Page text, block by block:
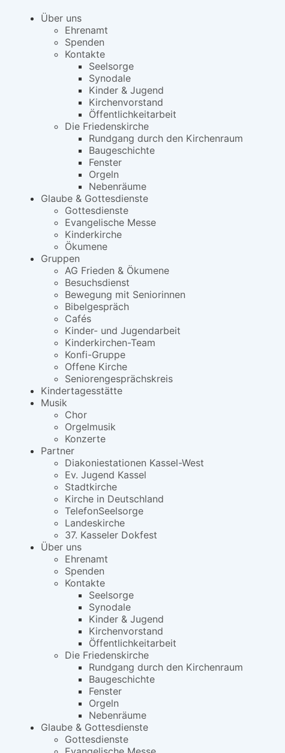
Über uns
Ehrenamt
Spenden
Kontakte
Seelsorge
Synodale
Kinder & Jugend
Kirchenvorstand
Öffentlichkeitarbeit
Die Friedenskirche
Rundgang durch den Kirchenraum
Baugeschichte
Fenster
Orgeln
Nebenräume
Glaube & Gottesdienste
Gottesdienste
Evangelische Messe
Kinderkirche
Ökumene
Gruppen
AG Frieden & Ökumene
Besuchsdienst
Bewegung mit Seniorinnen
Bibelgespräch
Cafés
Kinder- und Jugendarbeit
Kinderkirchen-Team
Konfi-Gruppe
Offene Kirche
Seniorengesprächskreis
Kindertagesstätte
Musik
Chor
Orgelmusik
Konzerte
Partner
Diakoniestationen Kassel-West
Ev. Jugend Kassel
Stadtkirche
Kirche in Deutschland
TelefonSeelsorge
Landeskirche
37. Kasseler Dokfest
Über uns
Ehrenamt
Spenden
Kontakte
Seelsorge
Synodale
Kinder & Jugend
Kirchenvorstand
Öffentlichkeitarbeit
Die Friedenskirche
Rundgang durch den Kirchenraum
Baugeschichte
Fenster
Orgeln
Nebenräume
Glaube & Gottesdienste
Gottesdienste